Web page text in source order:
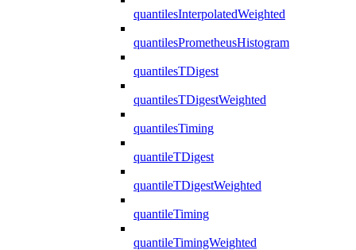
quantilesInterpolatedWeighted
quantilesPrometheusHistogram
quantilesTDigest
quantilesTDigestWeighted
quantilesTiming
quantileTDigest
quantileTDigestWeighted
quantileTiming
quantileTimingWeighted